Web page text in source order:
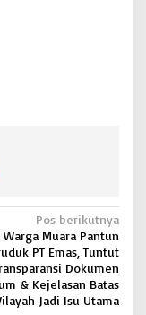
Pos berikutnya
Warga Muara Pantun
PT Emas, Tuntut
Dokumen
& Kejelasan Batas
Jadi Isu Utama